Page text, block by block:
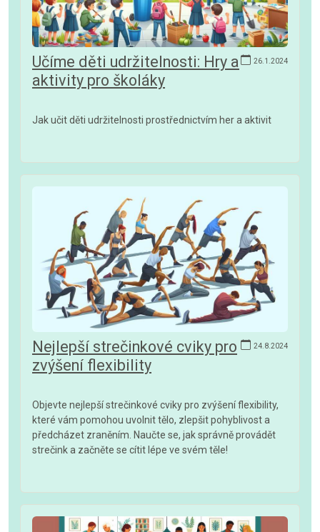
26.1.2024
Učíme děti udržitelnosti: Hry a
aktivity pro školáky
Jak učit děti udržitelnosti prostřednictvím her a aktivit
24.8.2024
Nejlepší strečinkové cviky pro
zvýšení flexibility
Objevte nejlepší strečinkové cviky pro zvýšení flexibility,
které vám pomohou uvolnit tělo, zlepšit pohyblivost a
předcházet zraněním. Naučte se, jak správně provádět
strečink a začněte se cítit lépe ve svém těle!